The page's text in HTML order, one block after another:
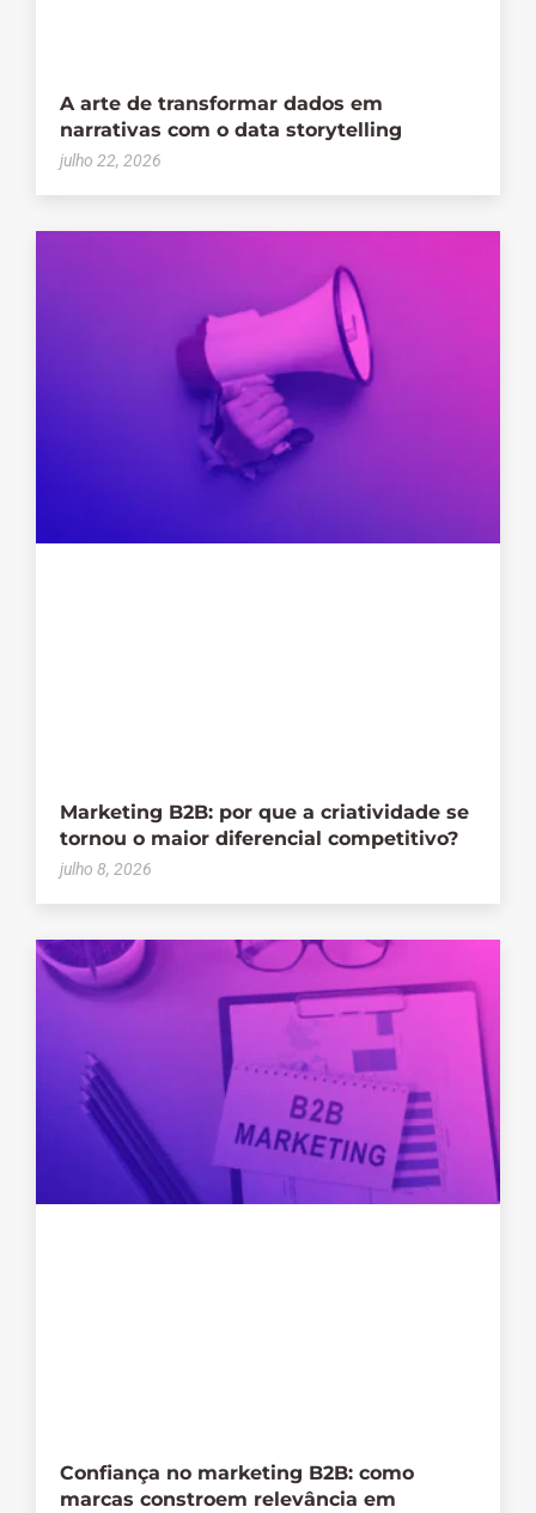
A arte de transformar dados em
narrativas com o data storytelling
julho 22, 2026
Marketing B2B: por que a criatividade se
tornou o maior diferencial competitivo?
julho 8, 2026
Confiança no marketing B2B: como
marcas constroem relevância em